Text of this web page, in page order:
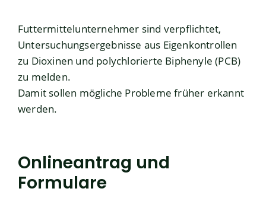
Futtermittelunternehmer sind verpflichtet,
Untersuchungsergebnisse aus Eigenkontrollen
zu Dioxinen und polychlorierte Biphenyle (PCB)
zu melden.
Damit sollen mögliche Probleme früher erkannt
werden.
Onlineantrag und
Formulare